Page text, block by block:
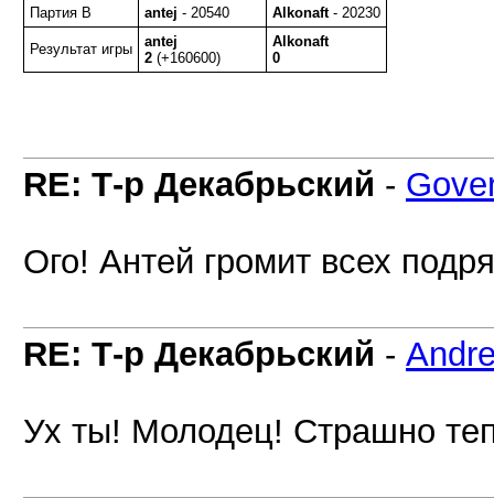
Партия B
antej - 20540 Alkonaft- 20230
Результат игры
antej
2 (+160600)
Alkonaft
0
RE: Т-р Декабрьский -
Ого! Антей громит всех
RE: Т-р Декабрьский -
Ух ты! Молодец! Страшно